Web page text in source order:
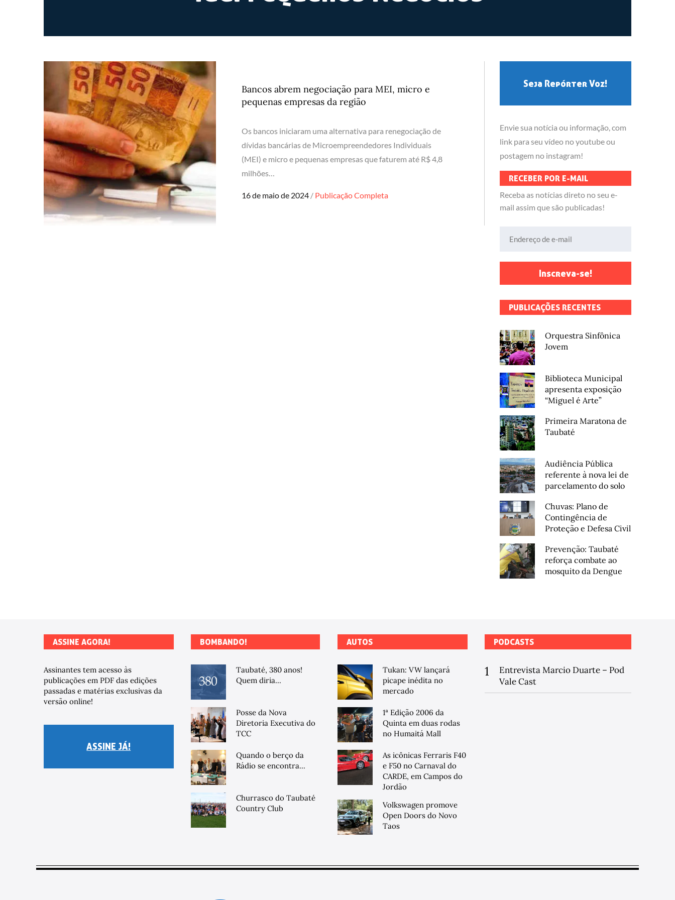
Bancos abrem negociação para MEI, micro e
pequenas empresas da região
Os bancos iniciaram uma alternativa para renegociação de
dívidas bancárias de Microempreendedores Individuais
(MEI) e micro e pequenas empresas que faturem até R$ 4,8
milhões…
Posted
16 de maio de 2024 Publicação Completa
Seja Repórter Voz!
Envie sua notícia ou informação, com
link para seu vídeo no youtube ou
postagem no instagram!
RECEBER POR E-MAIL
Receba as notícias direto no seu e-
mail assim que são publicadas!
Inscreva-se!
PUBLICAÇÕES RECENTES
Orquestra Sinfônica
Jovem
Biblioteca Municipal
apresenta exposição
“Miguel é Arte”
Primeira Maratona de
Taubaté
Audiência Pública
referente à nova lei de
parcelamento do solo
Chuvas: Plano de
Contingência de
Proteção e Defesa Civil
Prevenção: Taubaté
reforça combate ao
mosquito da Dengue
ASSINE AGORA!
Assinantes tem acesso às
publicações em PDF das edições
passadas e matérias exclusivas da
versão online!
ASSINE JÁ!
BOMBANDO!
Taubaté, 380 anos!
Quem diria...
Posse da Nova
Diretoria Executiva do
TCC
Quando o berço da
Rádio se encontra...
Churrasco do Taubaté
Country Club
AUTOS
Tukan: VW lançará
picape inédita no
mercado
1ª Edição 2006 da
Quinta em duas rodas
no Humaitá Mall
As icônicas Ferraris F40
e F50 no Carnaval do
CARDE, em Campos do
Jordão
Volkswagen promove
Open Doors do Novo
Taos
PODCASTS
1
Entrevista Marcio Duarte – Pod
Vale Cast